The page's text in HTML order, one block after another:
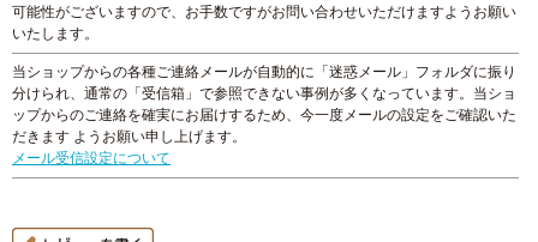
可能性がございますので、お手数ですがお問い合わせいただけますようお願い
いたします。
当ショップからの各種ご連絡メールが自動的に「迷惑メール」フォルダに振り
分けられ、通常の「受信箱」で参照できない事例が多くなっています。当ショ
ップからのご連絡を確実にお届けするため、今一度メールの設定をご確認いた
だきます ようお願い申し上げます。
メール受信設定について